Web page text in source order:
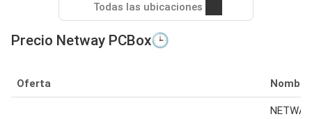
Todas las ubicaciones
Precio Netway PCBox🕒
Oferta Nombre